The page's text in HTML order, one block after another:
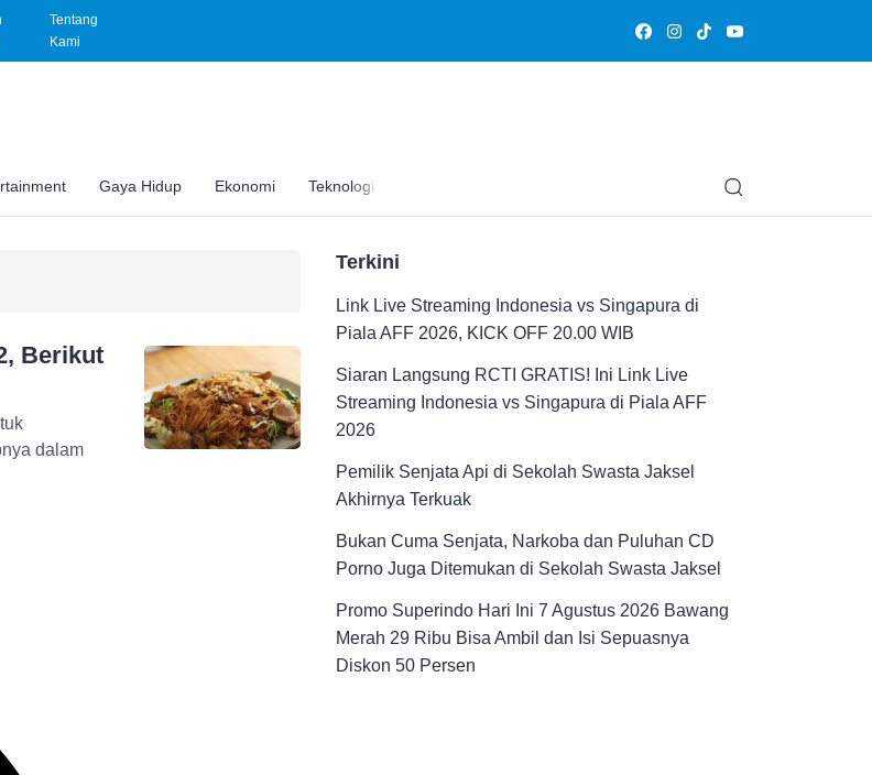
Tentang
Kami
Gaya Hidup Ekonomi Teknologi Edukasi
Berikut
dalam
Terkini
Link Live Streaming Indonesia vs Singapura di
Piala AFF 2026, KICK OFF 20.00 WIB
Siaran Langsung RCTI GRATIS! Ini Link Live
Streaming Indonesia vs Singapura di Piala AFF
2026
Pemilik Senjata Api di Sekolah Swasta Jaksel
Akhirnya Terkuak
Bukan Cuma Senjata, Narkoba dan Puluhan CD
Porno Juga Ditemukan di Sekolah Swasta Jaksel
Promo Superindo Hari Ini 7 Agustus 2026 Bawang
Merah 29 Ribu Bisa Ambil dan Isi Sepuasnya
Diskon 50 Persen